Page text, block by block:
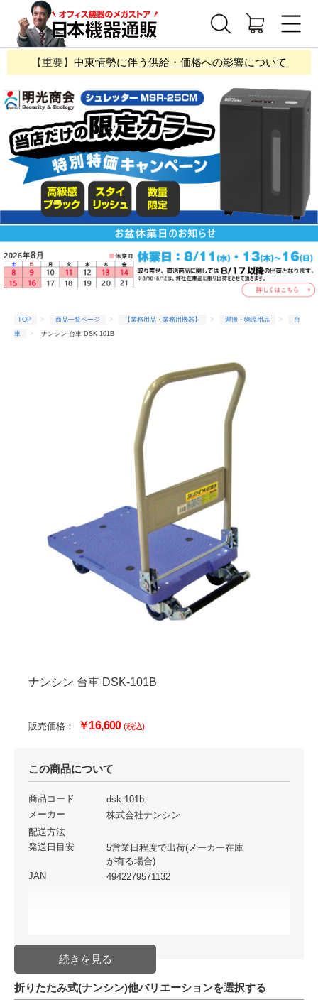
【重要】 中東情勢に伴う供給・価格への影響について
TOP 商品一覧ページ 【業務用品・業務用機器】 運搬・物流用品
台
車
ナンシン 台車 DSK-101B
ナンシン 台車 DSK-101B
販売価格： ￥16,600(税込)
この商品について
商品コード
dsk-101b
メーカー
株式会社ナンシン
配送方法
発送日目安
5営業日程度で出荷(メーカー在庫
が有る場合)
JAN
4942279571132
折りたたみ式(ナンシン)他バリエーションを選択する